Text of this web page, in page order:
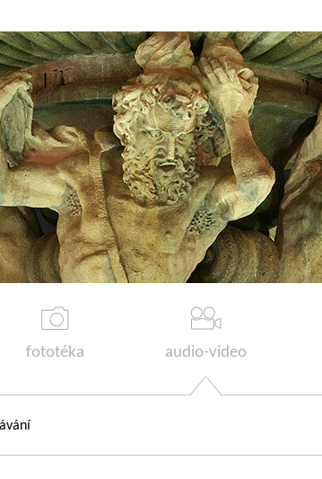
fototéka audio-video